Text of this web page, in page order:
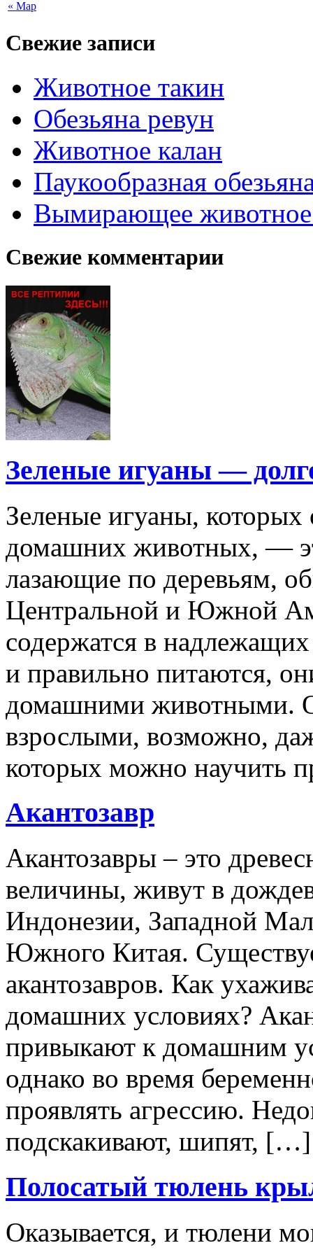
« Мар
Свежие записи
Животное такин
Обезьяна ревун
Животное калан
Паукообразная
Вымирающее
Свежие комментарии
Зеленые игуаны —
Зеленые игуаны, которых
домашних животных, —
лазающие по деревьям,
Центральной и Южной
содержатся в
и правильно питаются,
домашними животными.
взрослыми, возможно,
которых можно научить
Акантозавр
Акантозавры – это
величины, живут в
Индонезии, Западной
Южного Китая.
акантозавров. Как
домашних условиях?
привыкают к домашним
однако во время
проявлять агрессию.
подскакивают, шипят, […]
Полосатый тюлень
Оказывается, и тюлени